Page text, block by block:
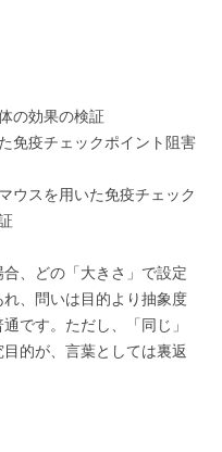
の効果の検証
免疫チェックポイント阻害
ウスを用いた免疫チェック
、どの「大きさ」で設定
、問いは目的より抽象度
です。ただし、「同じ」
的が、言葉としては裏返